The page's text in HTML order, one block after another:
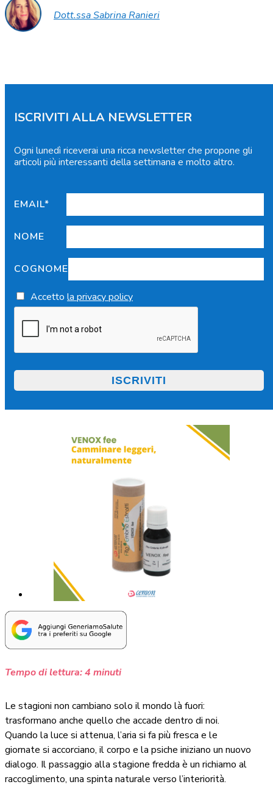
Dott.ssa Sabrina Ranieri
ISCRIVITI ALLA NEWSLETTER
Ogni lunedì riceverai una ricca newsletter che propone gli
articoli più interessanti della settimana e molto altro.
EMAIL*
NOME
COGNOME
Accetto la privacy policy
Tempo di lettura:4 minuti
Le stagioni non cambiano solo il mondo là fuori:
trasformano anche quello che accade dentro di noi.
Quando la luce si attenua, l’aria si fa più fresca e le
giornate si accorciano, il corpo e la psiche iniziano un nuovo
dialogo. Il passaggio alla stagione fredda è un richiamo al
raccoglimento, una spinta naturale verso l’interiorità.